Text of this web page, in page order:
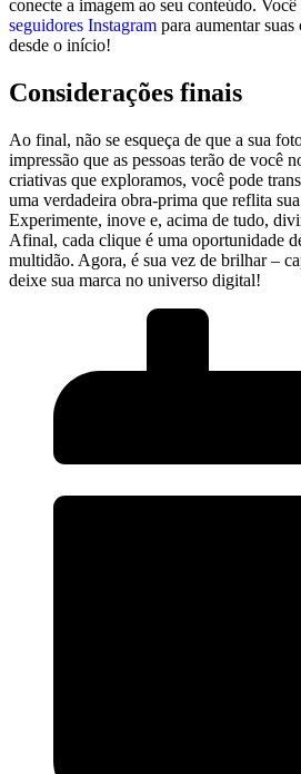
conecte a ⁤imagem ao seu conteúdo. Você
seguidores Instagram ⁤para aumentar
desde o início!
Considerações finais
Ao final, não⁣ se esqueça de que a sua
impressão que⁢ as ⁤pessoas terão de⁢ você
criativas que exploramos, você pode
uma‌ verdadeira obra-prima ⁣que reflita
Experimente, inove e, ‌acima⁢ de‌ tudo,
Afinal, cada clique é uma​ oportunidade
‍multidão. Agora, é sua vez de brilhar –
deixe sua marca no⁢ universo digital!